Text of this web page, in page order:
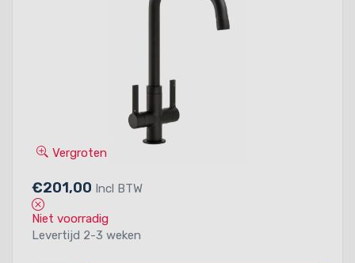
Vergroten
€201,00 Incl BTW
Niet voorradig
Levertijd 2-3 weken